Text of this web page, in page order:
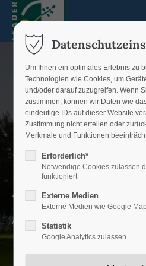
Login
Passwort
Register| Lost your password?
Support
Aktuelles
Aktuelles aus dem LEADER-
Um Ihnen ein optimales Erlebnis zu
Technologien wie Cookies, um
und/oder darauf zuzugreifen. Wenn
zustimmen, können wir Daten wie
eindeutige IDs auf dieser Website
Zustimmung nicht erteilen oder
Merkmale und Funktionen
Erforderlich*
Notwendige Cookies zulassen
funktioniert
Externe Medien
Externe Medien wie Google
Statistik
Google Analytics zulassen